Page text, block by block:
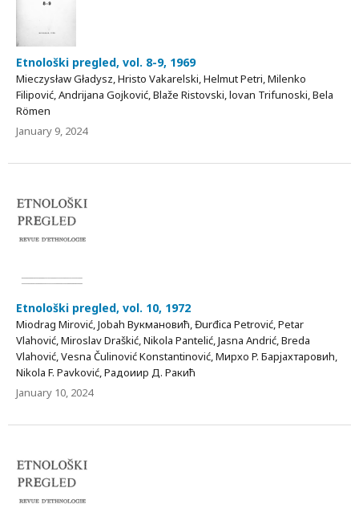
Etnološki pregled, vol. 8-9, 1969
Mieczysław Gładysz, Hristo Vakarelski, Helmut Petri, Milenko
Filipović, Andrijana Gojković, Blaže Ristovski, lovan Trifunoski, Bela
Römen
January 9, 2024
Etnološki pregled, vol. 10, 1972
Miodrag Mirović, Jobah Вукмановић, Đurđica Petrović, Petar
Vlahović, Miroslav Draškić, Nikola Pantelić, Jasna Andrić, Breda
Vlahović, Vesna Čulinović Konstantinović, Мирхо P. Бapjaхтаровиh,
Nikola F. Pavković, Радоиир Д. Ракић
January 10, 2024